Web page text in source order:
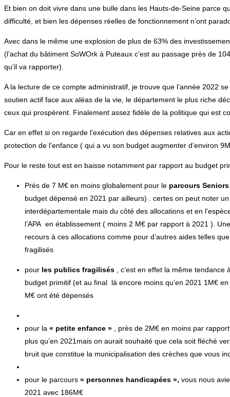
Et bien on doit vivre dans une bulle dans les Hauts-de-Seine parce
difficulté, et bien les dépenses réelles de fonctionnement n’ont
Avec dans le même une explosion de plus de 63% des
(l’achat du bâtiment SoWOrk à Puteaux c’est au passage près de
qu’il va rapporter).
A la lecture de ce compte administratif, je trouve que l’année 2022
soutien actif face aux aléas de la vie, le département le plus riche
ceux qui prospèrent. Finalement assez fidèle de la politique qui est
Car en effet si on regarde l’exécution des dépenses relatives aux
protection de l’enfance ( qui a vu son budget augmenter d’environ
Pour le reste tout est en baisse notamment par rapport au budget
Près de 7 M€ en moins globalement pour le parcours Seniors
budget dépensé en 2021 par ailleurs) . certes on peut noter
interdépartementale mais du côté des allocations et en
l’APA en établissement ( moins 2 M€ par rapport à 2021 ).
recours à ces allocations comme pour d’autres aides telles
fragilisés
pour les publics fragilisés , c’est en effet la même
budget primitif (et au final là encore moins qu’en 2021 1M€
M€ ont été dépensés
pour la « petite enfance » , près de 2M€ en moins par
plus qu’en 2021mais on aurait souhaité que cela soit fléché
bruit que constitue la municipalisation des crèches que vous
pour le parcours « personnes handicapées », vous nous
2021 avec 186M€